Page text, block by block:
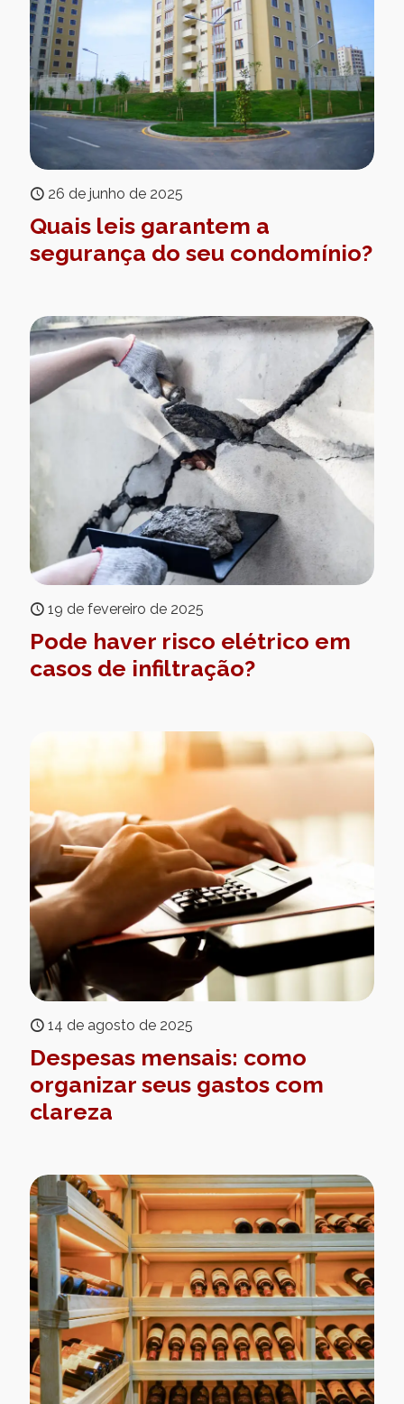
26 de junho de 2025
Quais leis garantem a
segurança do seu condomínio?
19 de fevereiro de 2025
Pode haver risco elétrico em
casos de infiltração?
14 de agosto de 2025
Despesas mensais: como
organizar seus gastos com
clareza